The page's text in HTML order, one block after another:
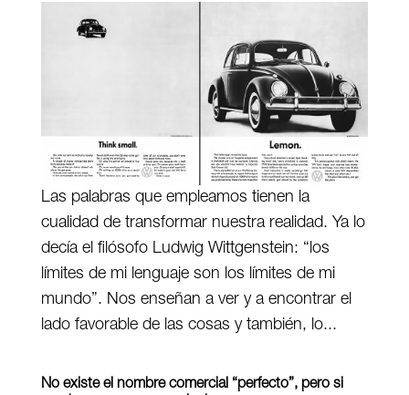
Las palabras que empleamos tienen la
cualidad de transformar nuestra realidad. Ya lo
decía el filósofo Ludwig Wittgenstein: “los
límites de mi lenguaje son los límites de mi
mundo”. Nos enseñan a ver y a encontrar el
lado favorable de las cosas y también, lo...
No existe el nombre comercial “perfecto”, pero si